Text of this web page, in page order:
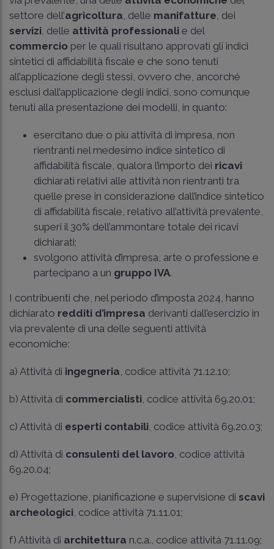
settore dell’agricoltura , delle manifatture , dei
servizi , delle attività professionali e del
commercio per le quali risultano approvati gli indici
sintetici di affidabilità fiscale e che sono tenuti
all’applicazione degli stessi, ovvero che, ancorché
esclusi dall’applicazione degli indici, sono comunque
tenuti alla presentazione dei modelli, in quanto:
esercitano due o più attività di impresa, non
rientranti nel medesimo indice sintetico di
affidabilità fiscale, qualora l’importo dei ricavi
dichiarati relativi alle attività non rientranti tra
quelle prese in considerazione dall’indice sintetico
di affidabilità fiscale, relativo all’attività prevalente,
superi il 30% dell’ammontare totale dei ricavi
dichiarati;
svolgono attività d’impresa, arte o professione e
partecipano a un gruppo IVA.
I contribuenti che, nel periodo d’imposta 2024, hanno
dichiarato redditi d’impresa derivanti dall’esercizio in
via prevalente di una delle seguenti attività
economiche:
a) Attività di ingegneria , codice attività 71.12.10;
b) Attività di commercialisti , codice attività 69.20.01;
c) Attività di esperti contabili , codice attività 69.20.03;
d) Attività di consulenti del lavoro , codice attività
69.20.04;
e) Progettazione, pianificazione e supervisione di scavi
archeologici , codice attività 71.11.01;
f) Attività di architettura n.c.a., codice attività 71.11.09;